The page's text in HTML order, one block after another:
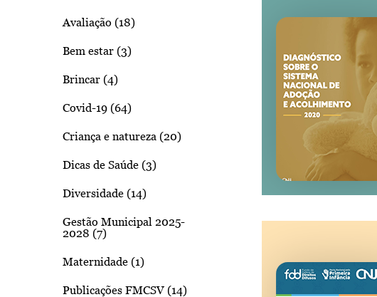
Avaliação (18)
Bem estar (3)
Brincar (4)
Covid-19 (64)
Criança e natureza (20)
Dicas de Saúde (3)
Diversidade (14)
Gestão Municipal 2025-
2028 (7)
Maternidade (1)
Publicações FMCSV (14)